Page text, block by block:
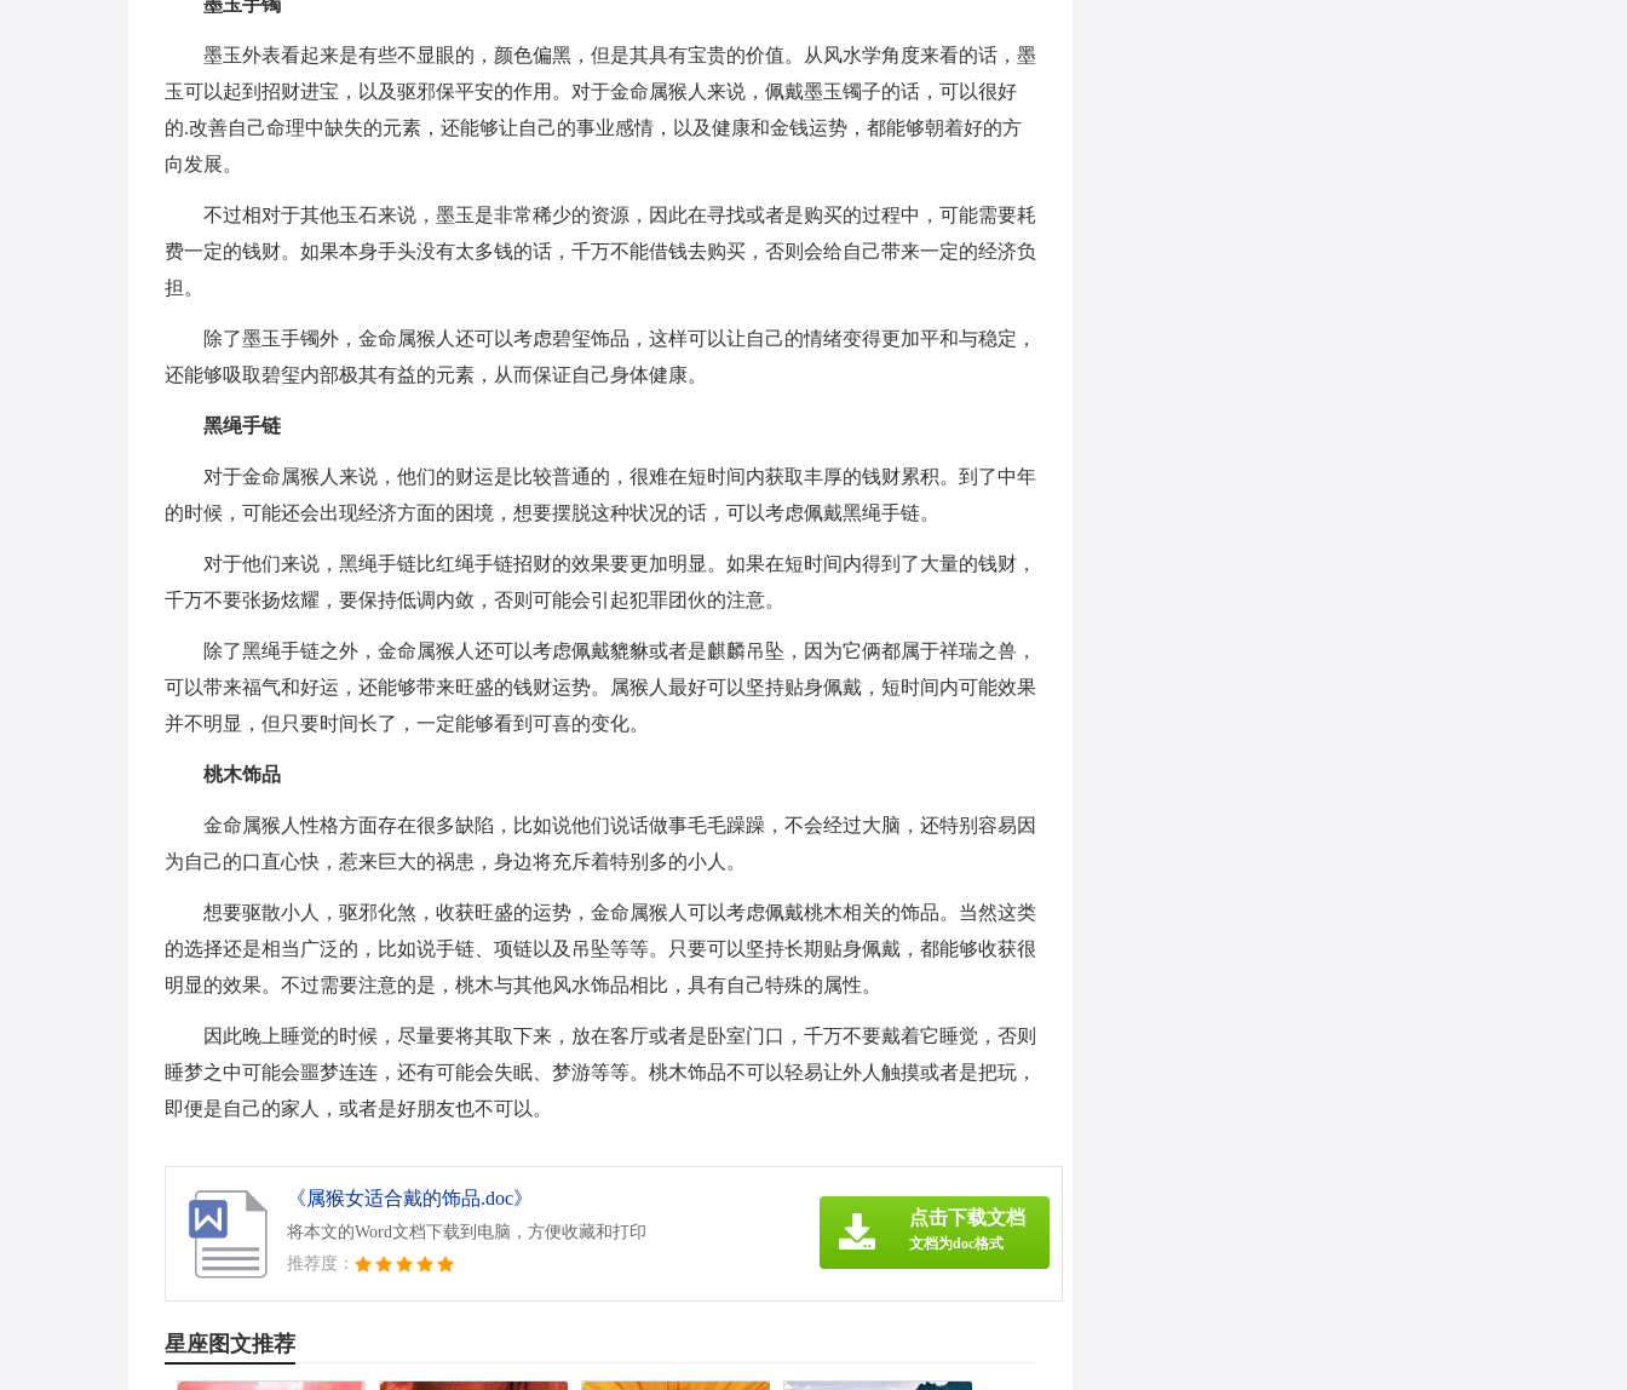
墨玉手镯
墨玉外表看起来是有些不显眼的，颜色偏黑，但是其具有宝贵的价值。从风水学角度来看的话，墨
玉可以起到招财进宝，以及驱邪保平安的作用。对于金命属猴人来说，佩戴墨玉镯子的话，可以很好
的.改善自己命理中缺失的元素，还能够让自己的事业感情，以及健康和金钱运势，都能够朝着好的方
向发展。
不过相对于其他玉石来说，墨玉是非常稀少的资源，因此在寻找或者是购买的过程中，可能需要耗
费一定的钱财。如果本身手头没有太多钱的话，千万不能借钱去购买，否则会给自己带来一定的经济负
担。
除了墨玉手镯外，金命属猴人还可以考虑碧玺饰品，这样可以让自己的情绪变得更加平和与稳定，
还能够吸取碧玺内部极其有益的元素，从而保证自己身体健康。
黑绳手链
对于金命属猴人来说，他们的财运是比较普通的，很难在短时间内获取丰厚的钱财累积。到了中年
的时候，可能还会出现经济方面的困境，想要摆脱这种状况的话，可以考虑佩戴黑绳手链。
对于他们来说，黑绳手链比红绳手链招财的效果要更加明显。如果在短时间内得到了大量的钱财，
千万不要张扬炫耀，要保持低调内敛，否则可能会引起犯罪团伙的注意。
除了黑绳手链之外，金命属猴人还可以考虑佩戴貔貅或者是麒麟吊坠，因为它俩都属于祥瑞之兽，
可以带来福气和好运，还能够带来旺盛的钱财运势。属猴人最好可以坚持贴身佩戴，短时间内可能效果
并不明显，但只要时间长了，一定能够看到可喜的变化。
桃木饰品
金命属猴人性格方面存在很多缺陷，比如说他们说话做事毛毛躁躁，不会经过大脑，还特别容易因
为自己的口直心快，惹来巨大的祸患，身边将充斥着特别多的小人。
想要驱散小人，驱邪化煞，收获旺盛的运势，金命属猴人可以考虑佩戴桃木相关的饰品。当然这类
的选择还是相当广泛的，比如说手链、项链以及吊坠等等。只要可以坚持长期贴身佩戴，都能够收获很
明显的效果。不过需要注意的是，桃木与其他风水饰品相比，具有自己特殊的属性。
因此晚上睡觉的时候，尽量要将其取下来，放在客厅或者是卧室门口，千万不要戴着它睡觉，否则
睡梦之中可能会噩梦连连，还有可能会失眠、梦游等等。桃木饰品不可以轻易让外人触摸或者是把玩，
即便是自己的家人，或者是好朋友也不可以。
《属猴女适合戴的饰品.doc》
将本文的Word文档下载到电脑，方便收藏和打印
推荐度：
点击下载文档
文档为doc格式
星座图文推荐